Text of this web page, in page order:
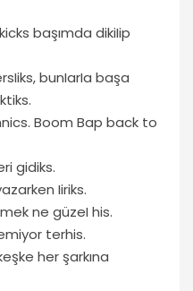
başımda dikiIip
bunIarIa başa
Boom Bap back to
gidiks.
Iiriks.
ne güzeI his.
terhis.
her şarkına